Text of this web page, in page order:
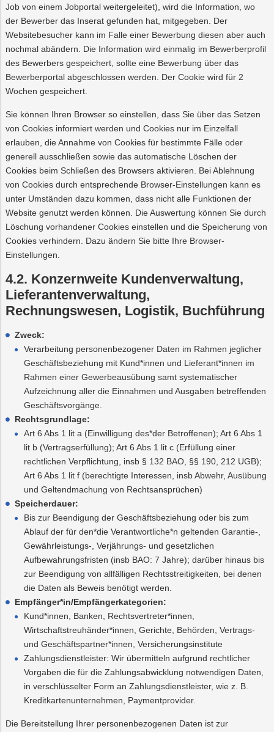
Job von einem Jobportal weitergeleitet), wird die Information, wo
der Bewerber das Inserat gefunden hat, mitgegeben. Der
Websitebesucher kann im Falle einer Bewerbung diesen aber auch
nochmal abändern. Die Information wird einmalig im Bewerberprofil
des Bewerbers gespeichert, sollte eine Bewerbung über das
Bewerberportal abgeschlossen werden. Der Cookie wird für 2
Wochen gespeichert.
Sie können Ihren Browser so einstellen, dass Sie über das Setzen
von Cookies informiert werden und Cookies nur im Einzelfall
erlauben, die Annahme von Cookies für bestimmte Fälle oder
generell ausschließen sowie das automatische Löschen der
Cookies beim Schließen des Browsers aktivieren. Bei Ablehnung
von Cookies durch entsprechende Browser-Einstellungen kann es
unter Umständen dazu kommen, dass nicht alle Funktionen der
Website genutzt werden können. Die Auswertung können Sie durch
Löschung vorhandener Cookies einstellen und die Speicherung von
Cookies verhindern. Dazu ändern Sie bitte Ihre Browser-
Einstellungen.
4.2. Konzernweite Kundenverwaltung,
Lieferantenverwaltung,
Rechnungswesen, Logistik, Buchführung
Zweck:
Verarbeitung personenbezogener Daten im Rahmen jeglicher
Geschäftsbeziehung mit Kund*innen und Lieferant*innen im
Rahmen einer Gewerbeausübung samt systematischer
Aufzeichnung aller die Einnahmen und Ausgaben betreffenden
Geschäftsvorgänge.
Rechtsgrundlage:
Art 6 Abs 1 lit a (Einwilligung des*der Betroffenen); Art 6 Abs 1
lit b (Vertragserfüllung); Art 6 Abs 1 lit c (Erfüllung einer
rechtlichen Verpflichtung, insb § 132 BAO, §§ 190, 212 UGB);
Art 6 Abs 1 lit f (berechtigte Interessen, insb Abwehr, Ausübung
und Geltendmachung von Rechtsansprüchen)
Speicherdauer:
Bis zur Beendigung der Geschäftsbeziehung oder bis zum
Ablauf der für den*die Verantwortliche*n geltenden Garantie-,
Gewährleistungs-, Verjährungs- und gesetzlichen
Aufbewahrungsfristen (insb BAO: 7 Jahre); darüber hinaus bis
zur Beendigung von allfälligen Rechtsstreitigkeiten, bei denen
die Daten als Beweis benötigt werden.
Empfänger*in/Empfängerkategorien:
Kund*innen, Banken, Rechtsvertreter*innen,
Wirtschaftstreuhänder*innen, Gerichte, Behörden, Vertrags-
und Geschäftspartner*innen, Versicherungsinstitute
Zahlungsdienstleister: Wir übermitteln aufgrund rechtlicher
Vorgaben die für die Zahlungsabwicklung notwendigen Daten,
in verschlüsselter Form an Zahlungsdienstleister, wie z. B.
Kreditkartenunternehmen, Paymentprovider.
Die Bereitstellung Ihrer personenbezogenen Daten ist zur